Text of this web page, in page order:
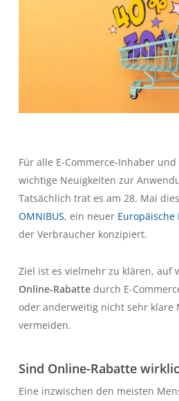
Für alle E-Commerce-Inhaber
wichtige Neuigkeiten zur
Tatsächlich trat es am 28. Mai
OMNIBUS, ein neuer
der Verbraucher konzipiert.
Ziel ist es vielmehr zu klären, auf
Online-Rabattedurch E-
oder anderweitig nicht sehr klare
vermeiden.
Sind Online-Rabatte
Eine inzwischen den meisten